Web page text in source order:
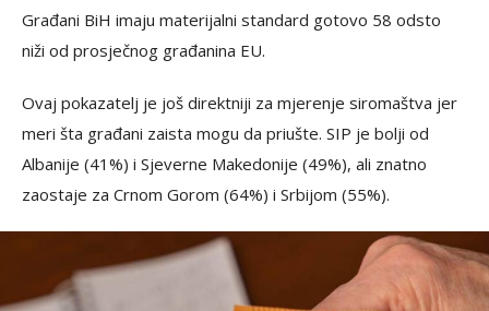
Građani BiH imaju materijalni standard gotovo 58 odsto
niži od prosječnog građanina EU.
Ovaj pokazatelj je još direktniji za mjerenje siromaštva jer
meri šta građani zaista mogu da priušte. SIP je bolji od
Albanije (41%) i Sjeverne Makedonije (49%), ali znatno
zaostaje za Crnom Gorom (64%) i Srbijom (55%).